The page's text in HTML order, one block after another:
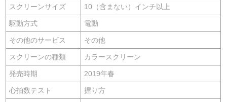
スクリーンサイズ 10（含まない）インチ以上
駆動方式 電動
その他のサービス その他
スクリーンの種類 カラースクリーン
発売時期 2019年春
心拍数テスト 握り方